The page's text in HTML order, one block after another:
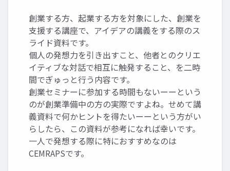
創業する方、起業する方を対象にした、創業を
支援する講座で、アイデアの講義をする際のス
ライド資料です。
個人の発想力を引き出すこと、他者とのクリエ
イティブな対話で相互に触発すること、を二時
間でぎゅっと行う内容です。
創業セミナーに参加する時間もないーーという
のが創業準備中の方の実際ですよね。せめて講
義資料で何かヒントを得たいーーという方がい
らしたら、この資料が参考になれば幸いです。
一人で発想する際に特におすすめなのは
CEMRAPSです。